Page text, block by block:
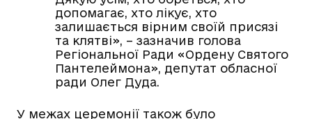
допомагає, хто лікує, хто
залишається вірним своїй присязі
та клятві», – зазначив голова
Регіональної Ради «Ордену Святого
Пантелеймона», депутат обласної
ради Олег Дуда.
У межах церемонії також було